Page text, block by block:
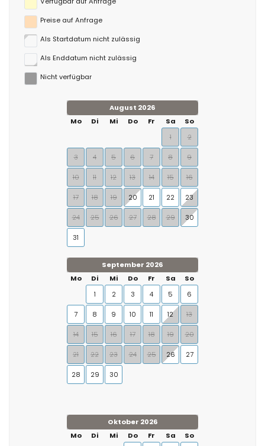
Preise auf Anfrage
Als Startdatum nicht zulässig
Als Enddatum nicht zulässig
Nicht verfügbar
August 2026
Mo
Di Mi Do Fr Sa
So
1
2
3 4 5 6 7 8 9
10 11 12 13 14 15 16
17 18 19 20 21 22 23
24 25 26 27 28 29 30
31
September 2026
Mo
Di Mi Do Fr Sa
So
1
2 3 4 5 6
7 8 9 10 11 12 13
14 15 16 17 18 19 20
21 22 23 24 25 26 27
28 29 30
Oktober 2026
Mo
Di Mi Do Fr Sa
So